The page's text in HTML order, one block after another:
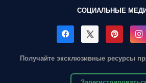
СОЦИАЛЬНЫЕ
Получайте эксклюзивные ресурсы